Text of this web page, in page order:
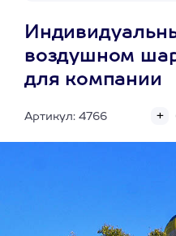
воздушном
для компании
Артикул: 4766